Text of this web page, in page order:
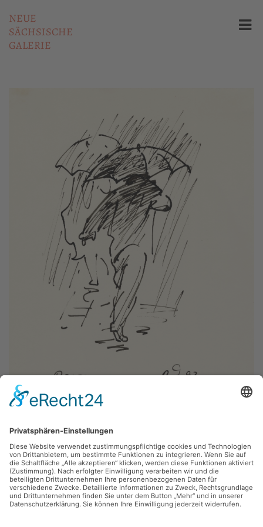
NEUE
SÄCHSISCHE
GALERIE
Robert Diedrichs,Regen
1993, Tusche, 21 x 29.7 cm, Inv.: B-07392
zurück